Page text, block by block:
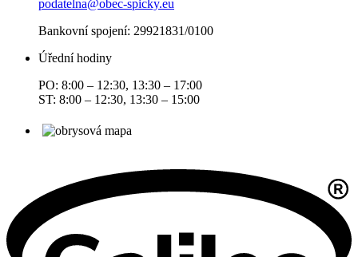
podatelna@obec-spicky.eu
Bankovní spojení: 29921831/0100
Úřední hodiny
PO: 8:00 – 12:30, 13:30 – 17:00
ST: 8:00 – 12:30, 13:30 – 15:00